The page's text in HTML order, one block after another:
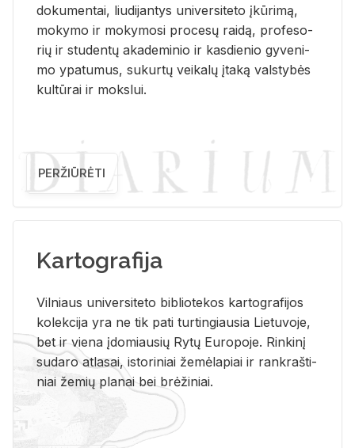
do­ku­men­tai, liu­di­jan­tys uni­ver­si­te­to įkū­ri­mą,
mo­ky­mo ir mo­ky­mo­si pro­ce­sų rai­dą, pro­fe­so­
rių ir stu­den­tų aka­de­mi­nio ir kas­die­nio gy­ve­ni­
mo ypa­tu­mus, su­kur­tų vei­ka­lų įta­ką vals­ty­bės
kul­tū­rai ir moks­lui.
PERŽIŪRĖTI
Kartografija
Vil­niaus uni­ver­si­te­to bi­b­lio­te­kos kar­to­gra­fi­jos
ko­lek­ci­ja yra ne tik pati tur­tin­giau­sia Lie­tu­vo­je,
bet ir vie­na įdo­miau­sių Rytų Eu­ro­po­je. Rin­ki­nį
su­da­ro at­la­sai, is­to­ri­niai že­mė­la­piai ir rank­raš­ti­
niai že­mių pla­nai bei brė­ži­niai.